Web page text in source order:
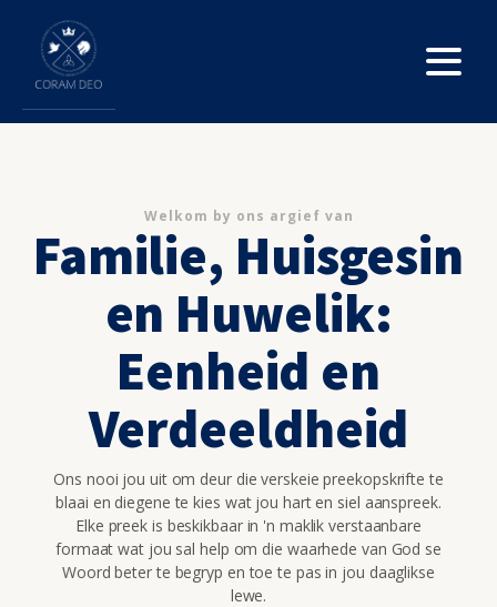
Welkom by ons argief van
Familie, Huisgesin
en Huwelik:
Eenheid en
Verdeeldheid
Ons nooi jou uit om deur die verskeie preekopskrifte te
blaai en diegene te kies wat jou hart en siel aanspreek.
Elke preek is beskikbaar in 'n maklik verstaanbare
formaat wat jou sal help om die waarhede van God se
Woord beter te begryp en toe te pas in jou daaglikse
lewe.